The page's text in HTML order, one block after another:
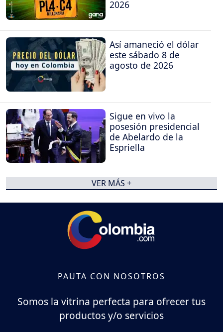
2026
Así amaneció el dólar
este sábado 8 de
agosto de 2026
Sigue en vivo la
posesión presidencial
de Abelardo de la
Espriella
VER MÁS +
PAUTA CON NOSOTROS
Somos la vitrina perfecta para ofrecer tus
productos y/o servicios